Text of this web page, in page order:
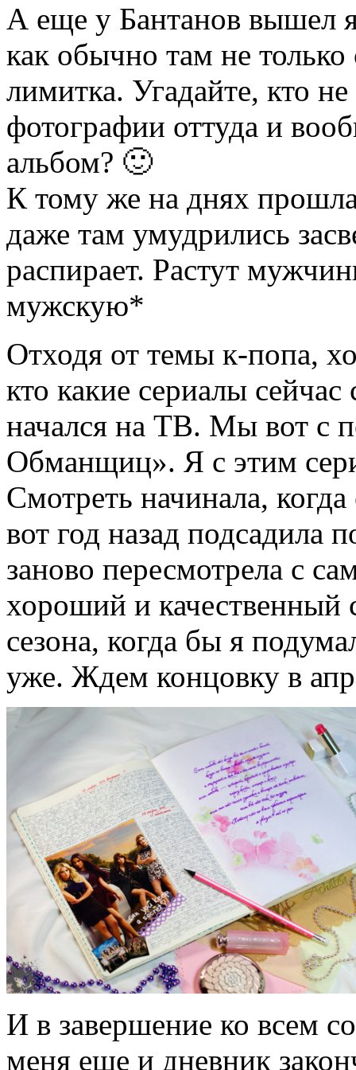
А еще у Бантанов вышел
как обычно там не
лимитка. Угадайте, кто
фотографии оттуда и
альбом? 🙂
К тому же на днях
даже там умудрились
распирает. Растут
мужскую*
Отходя от темы к-попа,
кто какие сериалы
начался на ТВ. Мы вот с
Обманщиц». Я с этим
Смотреть начинала,
вот год назад подсадила
заново пересмотрела с
хороший и качественный
сезона, когда бы я
уже. Ждем концовку в
И в завершение ко всем
меня еще и дневник